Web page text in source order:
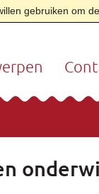
gebruiken om